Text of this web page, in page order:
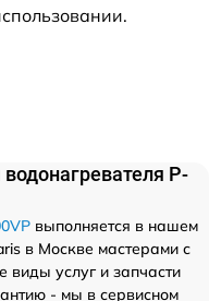
P-
выполняется в нашем
в Москве мастерами с
виды услуг и запчасти
- мы в сервисном